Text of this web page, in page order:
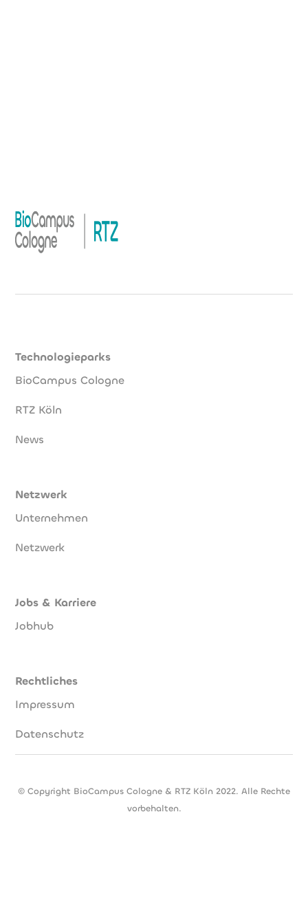
Technologieparks
BioCampus Cologne
RTZ Köln
News
Netzwerk
Unternehmen
Netzwerk
Jobs & Karriere
Jobhub
Rechtliches
Impressum
Datenschutz
© Copyright BioCampus Cologne & RTZ Köln 2022. Alle Rechte
vorbehalten.